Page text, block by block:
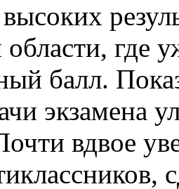
области, где
балл.
экзамена
вдвое